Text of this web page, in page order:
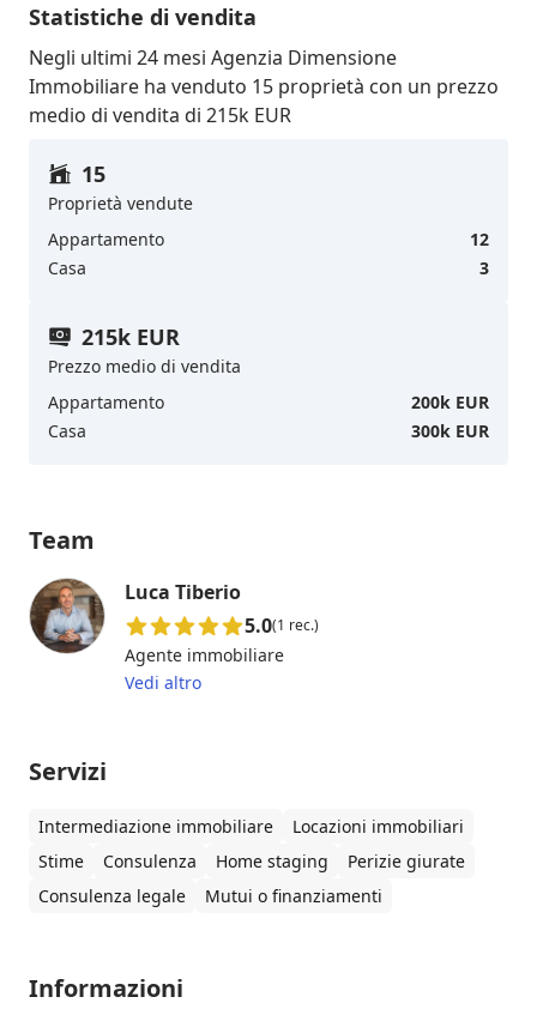
Statistiche di vendita
Negli ultimi 24 mesi Agenzia Dimensione
Immobiliare ha venduto 15 proprietà con un prezzo
medio di vendita di 215k EUR
15
Proprietà vendute
Appartamento
12
Casa
3
215k EUR
Prezzo medio di vendita
Appartamento
200k EUR
Casa
300k EUR
Team
Luca Tiberio
5.0(1 rec.)
Agente immobiliare
Vedi altro
Servizi
Intermediazione immobiliare
Locazioni immobiliari
Stime
Consulenza Home staging
Perizie giurate
Consulenza legale
Mutui o finanziamenti
Informazioni